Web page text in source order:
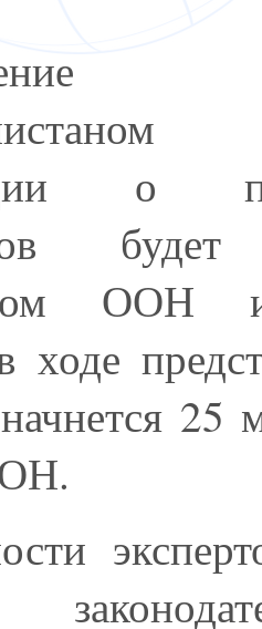
о
будет
ООН и
ходе
25